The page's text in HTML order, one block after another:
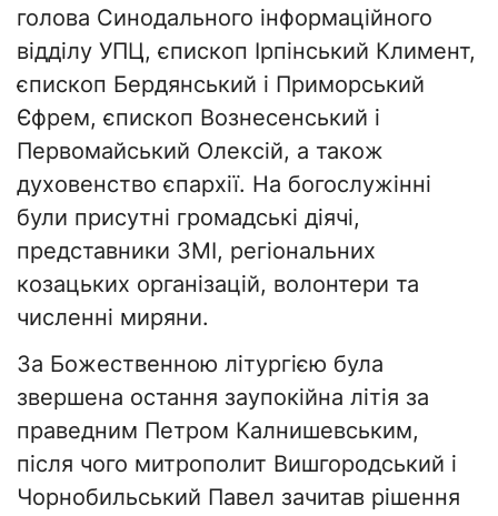
голова Синодального інформаційного
відділу УПЦ, єпископ Ірпінський Климент,
єпископ Бердянський і Приморський
Єфрем, єпископ Вознесенський і
Первомайський Олексій, а також
духовенство єпархії. На богослужінні
були присутні громадські діячі,
представники ЗМІ, регіональних
козацьких організацій, волонтери та
численні миряни.
За Божественною літургією була
звершена остання заупокійна літія за
праведним Петром Калнишевським,
після чого митрополит Вишгородський і
Чорнобильський Павел зачитав рішення